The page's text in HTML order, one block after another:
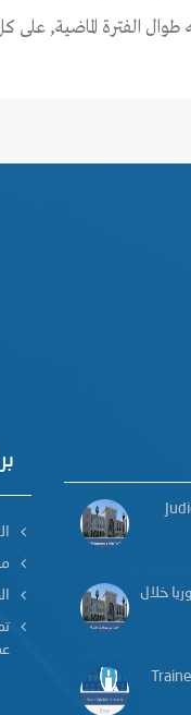
الفترة الماضية, على
خلال